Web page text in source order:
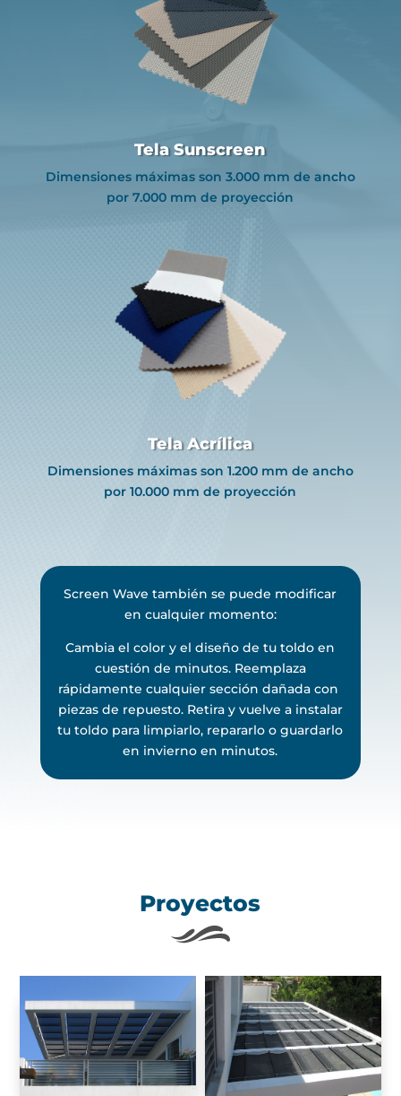
Tela Sunscreen
Dimensiones máximas son 3.000 mm de ancho
por 7.000 mm de proyección
Tela Acrílica
Dimensiones máximas son 1.200 mm de ancho
por 10.000 mm de proyección
Screen Wave también se puede modificar
en cualquier momento:
Cambia el color y el diseño de tu toldo en
cuestión de minutos. Reemplaza
rápidamente cualquier sección dañada con
piezas de repuesto. Retira y vuelve a instalar
tu toldo para limpiarlo, repararlo o guardarlo
en invierno en minutos.
Proyectos